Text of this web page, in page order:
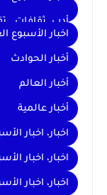
أدب. ثقافات .
اخبار الأسبوع
أخبار الحوادث
أخبار العالم
أخبار عالمية
اخبار، اخبار
اخبار، اخبار
اخبار، اخبار